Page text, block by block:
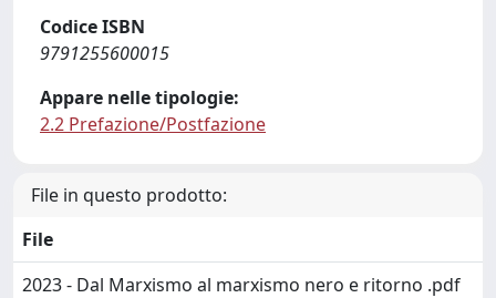
Codice ISBN
9791255600015
Appare nelle tipologie:
2.2 Prefazione/Postfazione
File in questo prodotto:
File
2023 - Dal Marxismo al marxismo nero e ritorno .pdf